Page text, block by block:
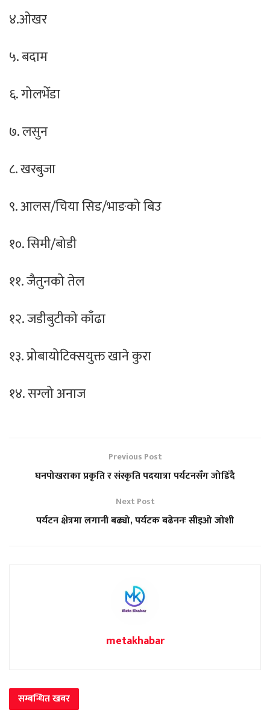
४.ओखर
५. बदाम
६. गोलभेँडा
७. लसुन
८. खरबुजा
९. आलस/चिया सिड/भाङको बिउ
१०. सिमी/बोडी
११. जैतुनको तेल
१२. जडीबुटीको काँढा
१३. प्रोबायोटिक्सयुक्त खाने कुरा
१४. सग्लो अनाज
Previous Post
घनपोखराका प्रकृति र संस्कृति पदयात्रा पर्यटनसँग जोडिँदै
Next Post
पर्यटन क्षेत्रमा लगानी बढ्यो, पर्यटक बढेननः सीइओ जोशी
metakhabar
सम्बन्धितखबर